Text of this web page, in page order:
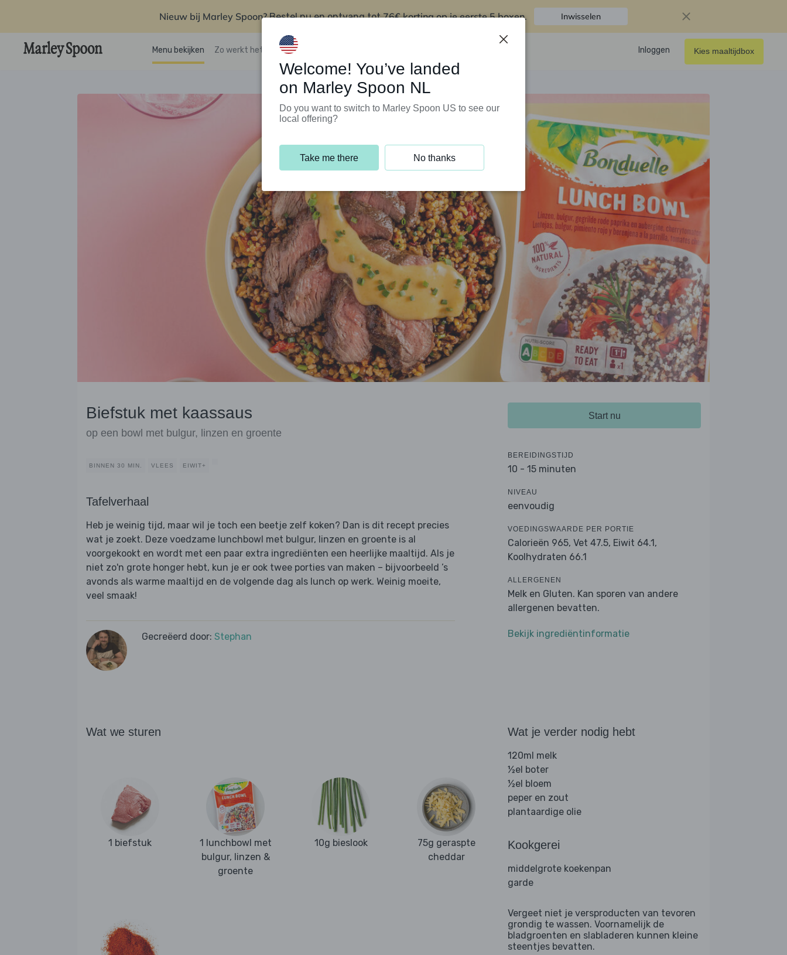
Nieuw bij Marley Spoon?Bestel nu en ontvang tot76€ korting op je eerste 5 boxen. Inwisselen
Menu bekijken Zo werkt het Klantenservice Inloggen Kies maaltijdbox
Biefstuk met kaassaus
op een bowl met bulgur, linzen en groente
BINNEN 30 MIN. VLEES EIWIT+
Tafelverhaal
Heb je weinig tijd, maar wil je toch een beetje zelf koken? Dan is dit recept precies
wat je zoekt. Deze voedzame lunchbowl met bulgur, linzen en groente is al
voorgekookt en wordt met een paar extra ingrediënten een heerlijke maaltijd. Als je
niet zo'n grote honger hebt, kun je er ook twee porties van maken – bijvoorbeeld ’s
avonds als warme maaltijd en de volgende dag als lunch op werk. Weinig moeite,
veel smaak!
Gecreëerd door: Stephan
Start nu
BEREIDINGSTIJD
10 - 15 minuten
NIVEAU
eenvoudig
VOEDINGSWAARDE PER PORTIE
Calorieën 965, Vet 47.5, Eiwit 64.1,
Koolhydraten 66.1
ALLERGENEN
Melk en Gluten. Kan sporen van andere
allergenen bevatten.
Bekijk ingrediëntinformatie
Wat we sturen
1 biefstuk
1 lunchbowl met
bulgur, linzen &
groente
10g bieslook
75g geraspte
cheddar
Wat je verder nodig hebt
120ml melk
½el boter
½el bloem
peper en zout
plantaardige olie
Kookgerei
middelgrote koekenpan
garde
Vergeet niet je versproducten van tevoren
grondig te wassen. Voornamelijk de
bladgroenten en slabladeren kunnen kleine
steentjes bevatten.
Welcome! You’ve landed
on Marley Spoon NL
Do you want to switch to Marley Spoon US to see our
local offering?
Take me there No thanks